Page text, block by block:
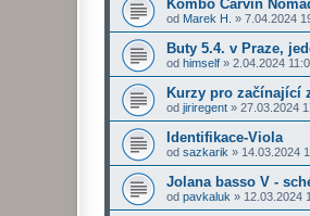
Kombo Carvin
od Marek H. » 7.04.2024
Buty 5.4. v Praze,
od himself » 2.04.2024
Kurzy pro začínající
od jiriregent » 27.03.2024
Identifikace-Viola
od sazkarik » 14.03.2024
Jolana basso V -
od pavkaluk » 12.03.2024